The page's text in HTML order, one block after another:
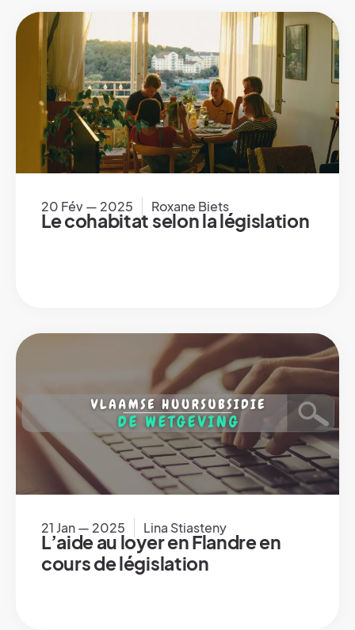
20 Fév — 2025 Roxane Biets
Le cohabitat selon la législation
21 Jan — 2025 Lina Stiasteny
L’aide au loyer en Flandre en
cours de législation